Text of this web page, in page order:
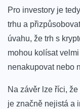
Pro investory je
trhu a
úvahu, že trh s
mohou kolísat
nenakupovat nebo
Na závěr lze⁤ říci,
je značně nejistá a